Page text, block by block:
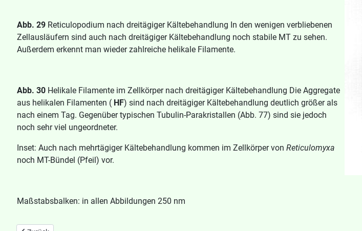
Abb. 29 Reticulopodium nach dreitägiger Kältebehandlung In den wenigen verbliebenen
Zellausläufern sind auch nach dreitägiger Kältebehandlung noch stabile MT zu sehen.
Außerdem erkennt man wieder zahlreiche helikale Filamente.
Abb. 30 Helikale Filamente im Zellkörper nach dreitägiger Kältebehandlung Die Aggregate
aus helikalen Filamenten ( HF) sind nach dreitägiger Kältebehandlung deutlich größer als
nach einem Tag. Gegenüber typischen Tubulin-Parakristallen (Abb. 77) sind sie jedoch
noch sehr viel ungeordneter.
Inset: Auch nach mehrtägiger Kältebehandlung kommen im Zellkörper von Reticulomyxa
noch MT-Bündel (Pfeil) vor.
Maßstabsbalken: in allen Abbildungen 250 nm